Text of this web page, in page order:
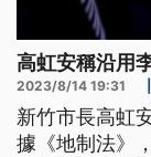
高虹安稱沿用
2023/8/14 19:31
新竹市長高虹
據《地制法》